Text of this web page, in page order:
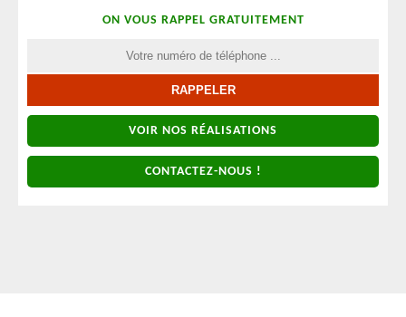
ON VOUS RAPPEL GRATUITEMENT
VOIR NOS RÉALISATIONS
CONTACTEZ-NOUS !